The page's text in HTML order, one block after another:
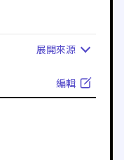
展開來源
編輯